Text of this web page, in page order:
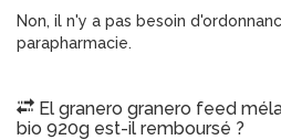
Non, il n'y a pas besoin
parapharmacie.
El granero granero feed
bio 920g est-il remboursé ?